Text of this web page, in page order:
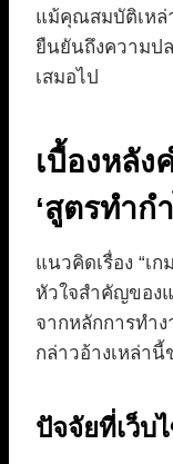
แม้คุณสมบัติเหล่
ยืนยันถึงความป
เสมอไป
เบื้องหลัง
‘สูตรทำกำ
แนวคิดเรื่อง “เ
หัวใจสำคัญของ
จากหลักการทำ
กล่าวอ้างเหล่า
ปัจจัยที่เว็บ